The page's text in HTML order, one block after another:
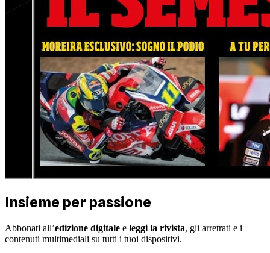
Insieme per passione
Abbonati all’edizione digitale e leggi la rivista, gli arretrati e i
contenuti multimediali su tutti i tuoi dispositivi.